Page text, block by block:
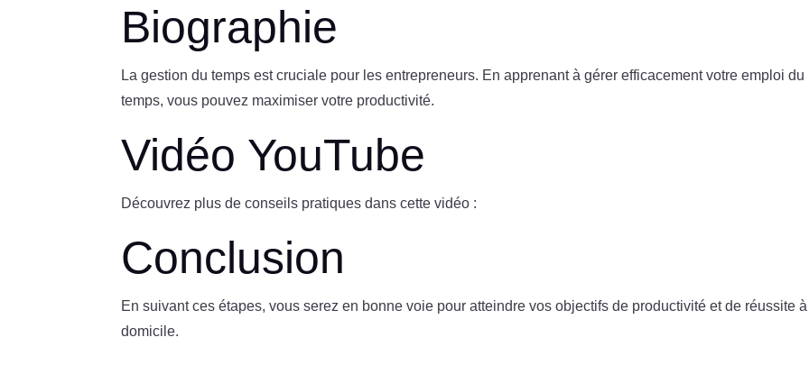
Biographie
La gestion du temps est cruciale pour les entrepreneurs. En apprenant à gérer efficacement votre emploi du
temps, vous pouvez maximiser votre productivité.
Vidéo YouTube
Découvrez plus de conseils pratiques dans cette vidéo :
Conclusion
En suivant ces étapes, vous serez en bonne voie pour atteindre vos objectifs de productivité et de réussite à
domicile.